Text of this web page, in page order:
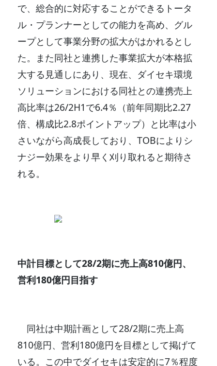
で、総合的に対応することができるトータ
ル・プランナーとしての能力を高め、グル
ープとして事業分野の拡大がはかれるとし
た。また同社と連携した事業拡大が本格拡
大する見通しにあり、現在、ダイセキ環境
ソリューションにおける同社との連携売上
高比率は26/2H1で6.4％（前年同期比2.27
倍、構成比2.8ポイントアップ）と比率は小
さいながら高成長しており、TOBによりシ
ナジー効果をより早く刈り取れると期待さ
れる。
中計目標として28/2期に売上高810億円、
営利180億円目指す
同社は中期計画として28/2期に売上高
810億円、営利180億円を目標として掲げて
いる。この中でダイセキは安定的に7％程度